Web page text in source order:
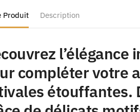
Produit Description
compléter votre
étouffantes.